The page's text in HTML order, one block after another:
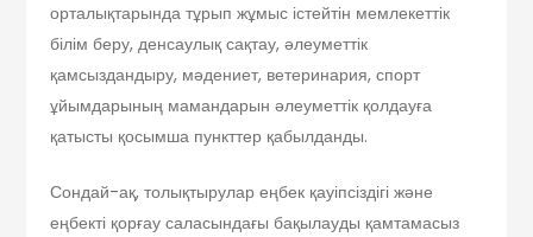
орталықтарында тұрып жұмыс істейтін мемлекеттік
білім беру, денсаулық сақтау, әлеуметтік
қамсыздандыру, мәдениет, ветеринария, спорт
ұйымдарының мамандарын әлеуметтік қолдауға
қатысты қосымша пункттер қабылданды.
Сондай-ақ, толықтырулар еңбек қауіпсіздігі және
еңбекті қорғау саласындағы бақылауды қамтамасыз